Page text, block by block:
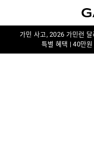
가민 사고, 2026 가민런
특별 혜택 | 40만